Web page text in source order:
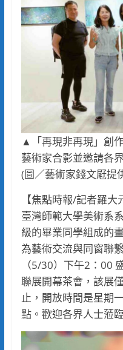
▲「再現非再現」創
藝術家合影並邀請各
(圖／藝術家錢文屘提
【焦點時報/記者羅
臺灣師範大學美術系
級的畢業同學組成的
為藝術交流與同窗聯
（5/30）下午2：00
聯展開幕茶會，該展
止，開放時間是星期
點。歡迎各界人士蒞